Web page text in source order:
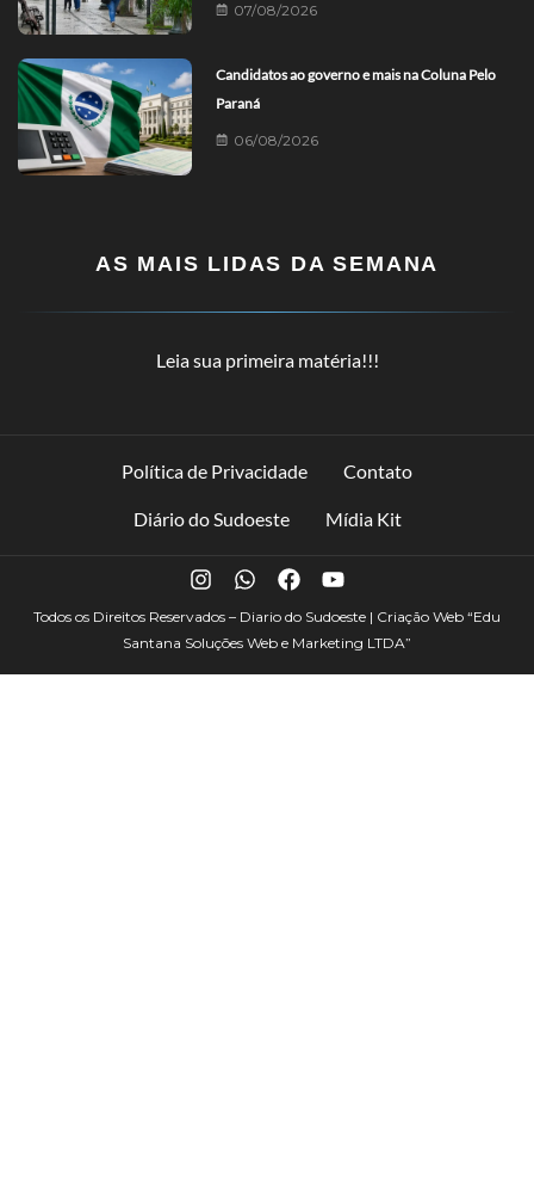
07/08/2026
Candidatos ao governo e mais na Coluna Pelo
Paraná
06/08/2026
AS MAIS LIDAS DA SEMANA
Leia sua primeira matéria!!!
Política de Privacidade Contato
Diário do Sudoeste Mídia Kit
Todos os Direitos Reservados – Diario do Sudoeste | Criação Web “Edu
Santana Soluções Web e Marketing LTDA”